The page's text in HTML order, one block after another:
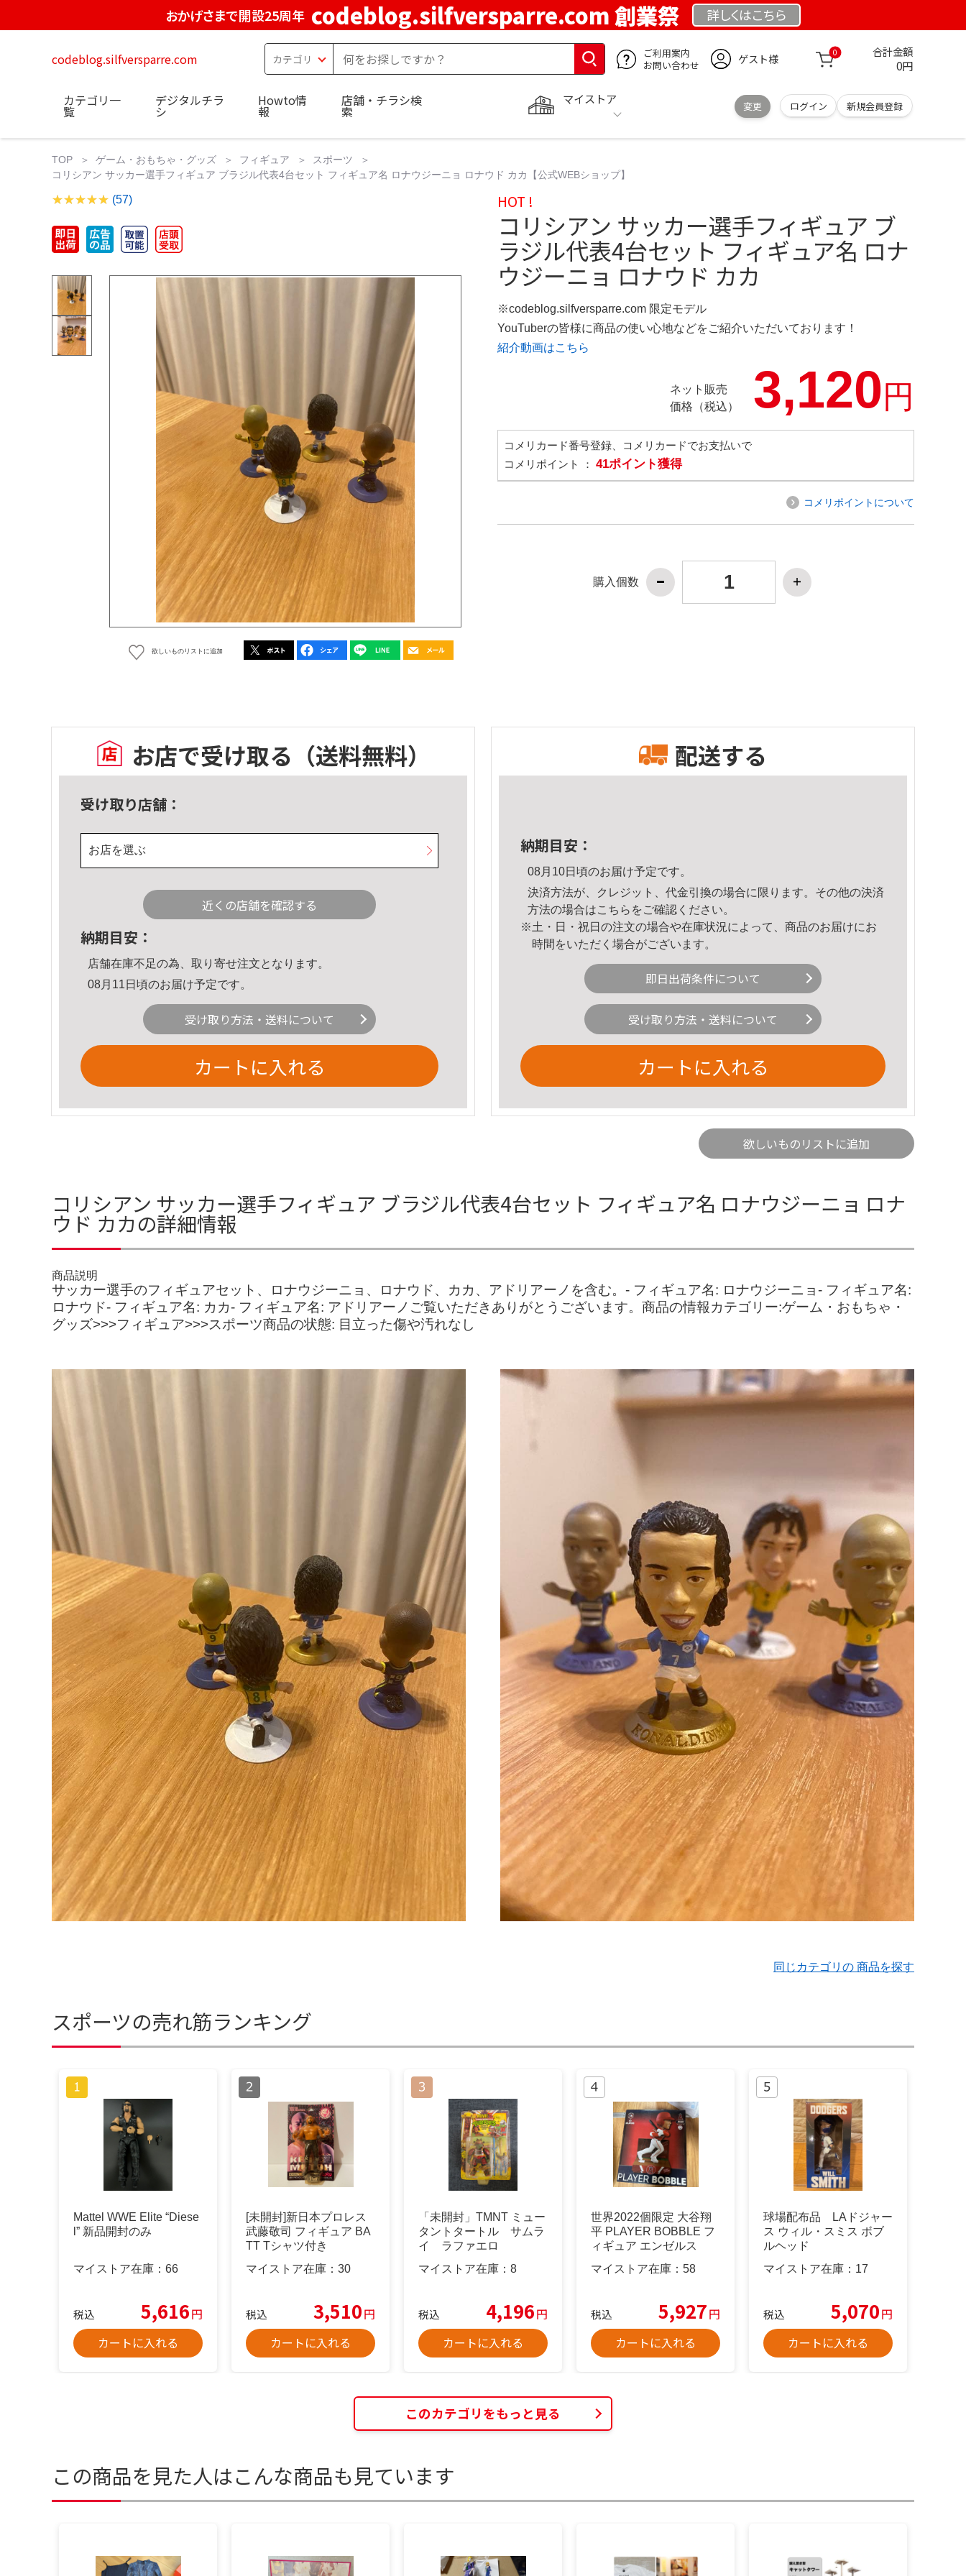
おかげさまで開設25周年 codeblog.silfversparre.com 創業祭 詳しくはこちら
codeblog.silfversparre.com
ご利用案内
お問い合わせ
ゲスト様 0 合計金額
0円
マイストア
変更 ログイン 新規会員登録
カテゴリ一
覧
デジタルチラ
シ
Howto情
報
店舗・チラシ検
索
TOP ゲーム・おもちゃ・グッズ フィギュア
スポーツ
コリシアン サッカー選手フィギュア ブラジル代表4台セット フィギュア名 ロナウジーニョ ロナウド カカ【公式WEBショップ】
(57)
欲しいものリストに追加
HOT !
コリシアン サッカー選手フィギュア ブ
ラジル代表4台セット フィギュア名 ロナ
ウジーニョ ロナウド カカ
※codeblog.silfversparre.com 限定モデル
YouTuberの皆様に商品の使い心地などをご紹介いただいております！
紹介動画はこちら
ネット販売
価格（税込）
3,120円
コメリカード番号登録、コメリカードでお支払いで
コメリポイント ： 41ポイント獲得
コメリポイントについて
購入個数
お店で受け取る （送料無料）
受け取り店舗：
お店を選ぶ
近くの店舗を確認する
納期目安：
店舗在庫不足の為、取り寄せ注文となります。
08月11日頃のお届け予定です。
受け取り方法・送料について
カートに入れる
配送する
納期目安：
08月10日頃のお届け予定です。
決済方法が、クレジット、代金引換の場合に限ります。その他の決済
方法の場合はこちら をご確認ください。
※土・日・祝日の注文の場合や在庫状況によって、商品のお届けにお
時間をいただく場合がございます。
即日出荷条件について
受け取り方法・送料について
カートに入れる
欲しいものリストに追加
コリシアン サッカー選手フィギュア ブラジル代表4台セット フィギュア名 ロナウジーニョ ロナ
ウド カカの詳細情報
商品説明
サッカー選手のフィギュアセット、ロナウジーニョ、ロナウド、カカ、アドリアーノを含む。- フィギュア名: ロナウジーニョ- フィギュア名:
ロナウド- フィギュア名: カカ- フィギュア名: アドリアーノご覧いただきありがとうございます。商品の情報カテゴリー:ゲーム・おもちゃ・
グッズ>>>フィギュア>>>スポーツ商品の状態: 目立った傷や汚れなし
同じカテゴリの 商品を探す
スポーツの売れ筋ランキング
Mattel WWE Elite “Diese
l” 新品開封のみ
マイストア在庫： 66
税込 5,616円
カートに入れる
[未開封]新日本プロレス
武藤敬司 フィギュア BA
TT Tシャツ付き
マイストア在庫： 30
税込 3,510円
カートに入れる
「未開封」TMNT ミュー
タントタートル サムラ
イ ラファエロ
マイストア在庫： 8
税込 4,196円
カートに入れる
世界2022個限定 大谷翔
平 PLAYER BOBBLE フ
ィギュア エンゼルス
マイストア在庫： 58
税込 5,927円
カートに入れる
球場配布品 LAドジャー
ス ウィル・スミス ボブ
ルヘッド
マイストア在庫： 17
税込 5,070円
カートに入れる
このカテゴリをもっと見る
この商品を見た人はこんな商品も見ています